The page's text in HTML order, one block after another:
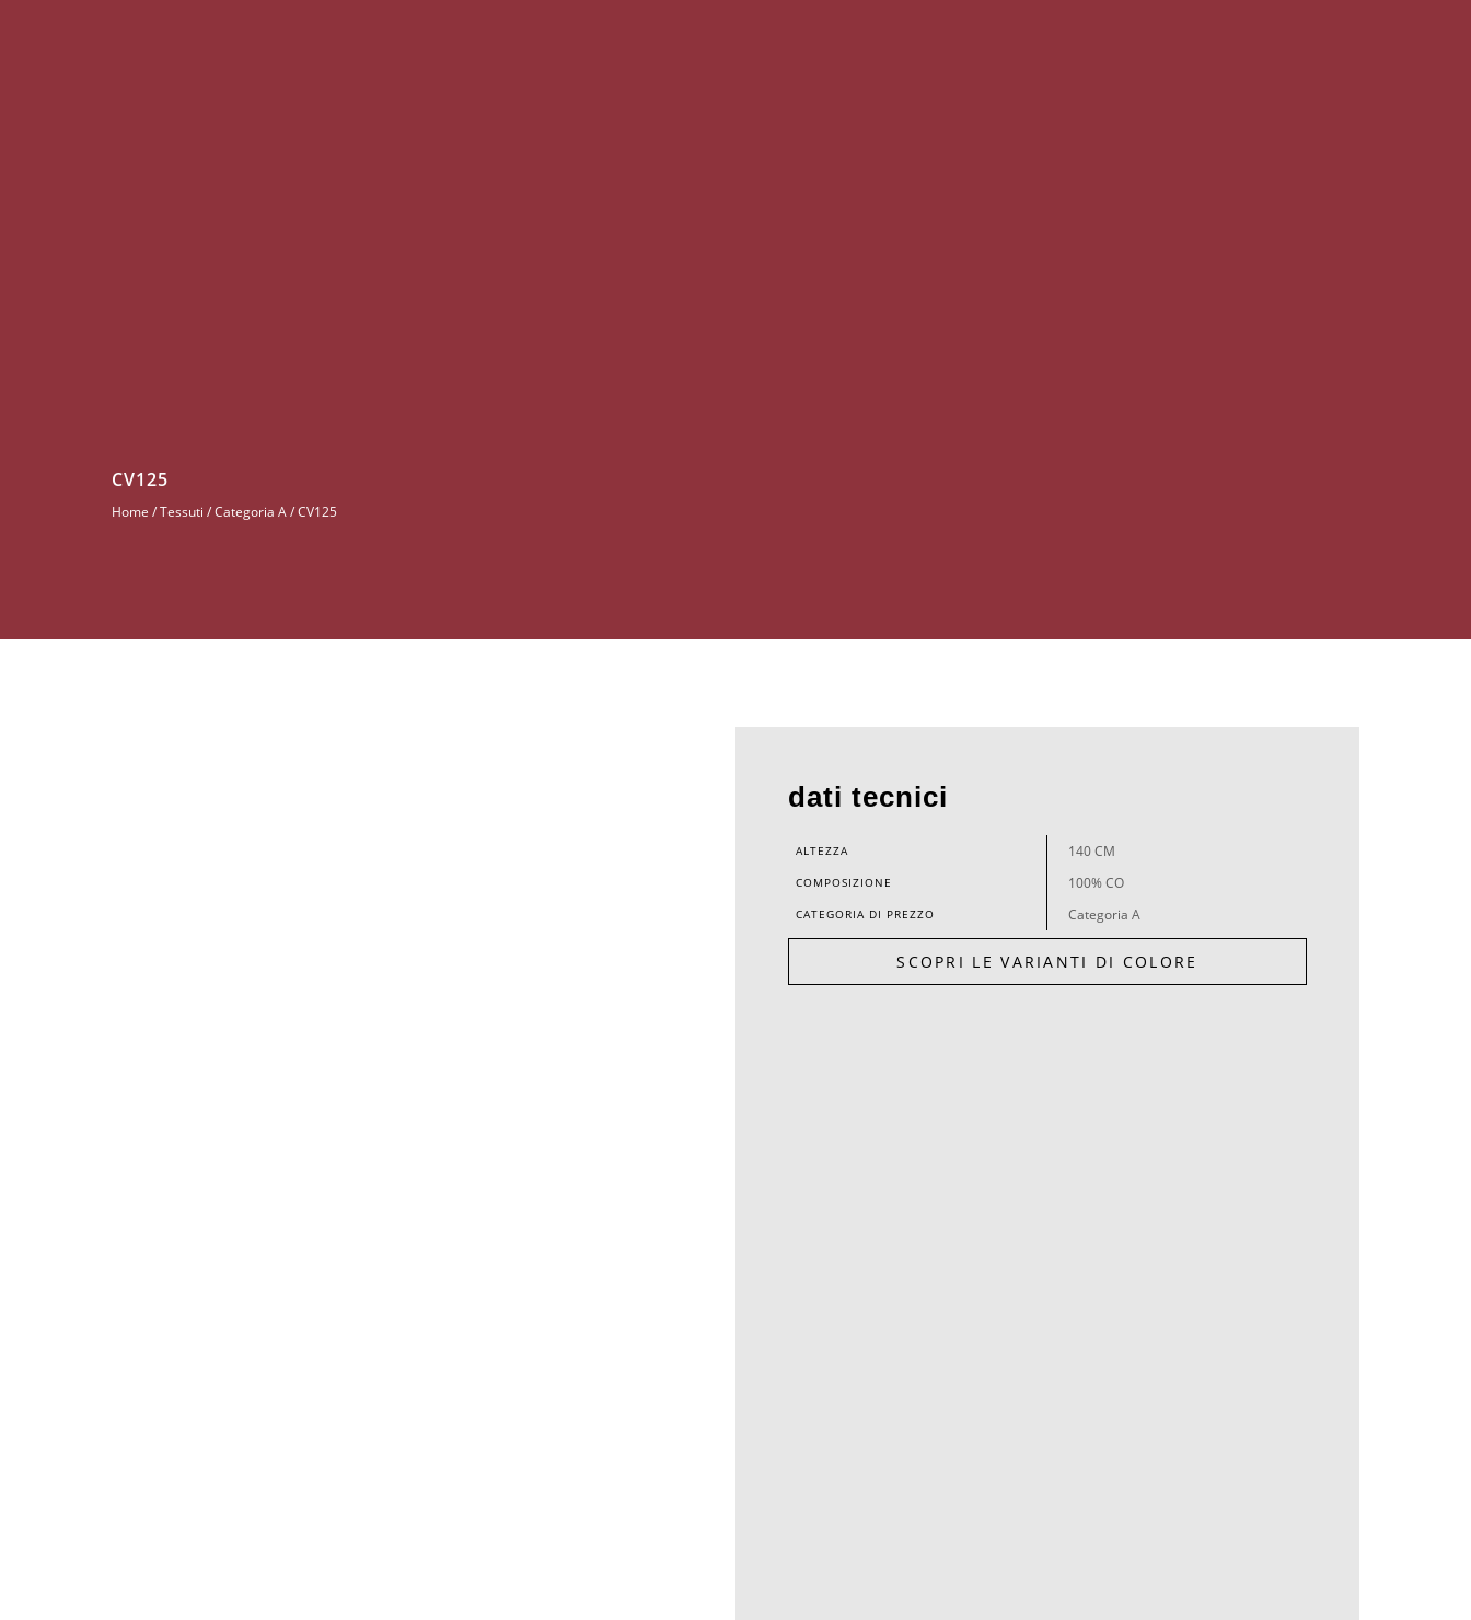
CV125
Home /Tessuti /Categoria A/ CV125
dati tecnici
ALTEZZA 140 CM
COMPOSIZIONE 100% CO
CATEGORIA DI PREZZO Categoria A
SCOPRI LE VARIANTI DI COLORE